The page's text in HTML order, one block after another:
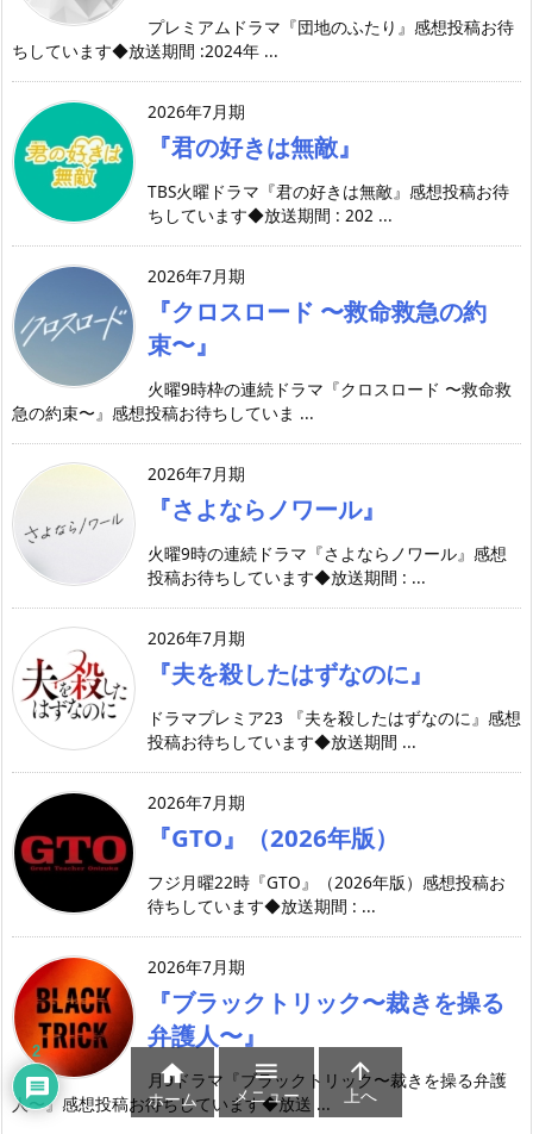
プレミアムドラマ『団地のふたり』感想投稿お待
ちしています◆放送期間 :2024年 ...
2026年7月期
『君の好きは無敵』
TBS火曜ドラマ『君の好きは無敵』感想投稿お待
ちしています◆放送期間 : 202 ...
2026年7月期
『クロスロード 〜救命救急の約
束〜』
火曜9時枠の連続ドラマ『クロスロード 〜救命救
急の約束〜』感想投稿お待ちしていま ...
2026年7月期
『さよならノワール』
火曜9時の連続ドラマ『さよならノワール』感想
投稿お待ちしています◆放送期間 : ...
2026年7月期
『夫を殺したはずなのに』
ドラマプレミア23 『夫を殺したはずなのに』感想
投稿お待ちしています◆放送期間 ...
2026年7月期
『GTO』（2026年版）
フジ月曜22時『GTO』（2026年版）感想投稿お
待ちしています◆放送期間 : ...
2026年7月期
『ブラックトリック〜裁きを操る
弁護人〜』
月9ドラマ『ブラックトリック〜裁きを操る弁護
人〜』感想投稿お待ちしています◆放送 ...

ホーム

メニュー

上へ
2